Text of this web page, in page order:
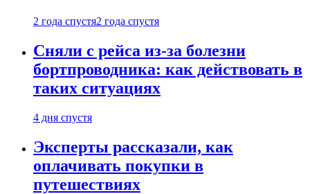
2 года спустя2 года спустя
Сняли с рейса из-за болезни
бортпроводника: как действовать в
таких ситуациях
4 дня спустя
Эксперты рассказали, как
оплачивать покупки в
путешествиях